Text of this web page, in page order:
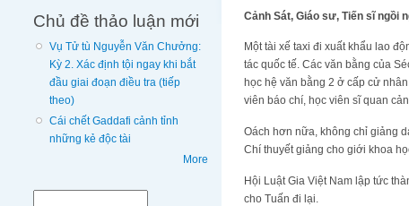
Chủ đề thảo luận mới
Vụ Tử tù Nguyễn Văn Chưởng:
Kỳ 2. Xác định tội ngay khi bắt
đầu giai đoạn điều tra (tiếp
theo)
Cái chết Gaddafi cảnh tỉnh
những kẻ độc tài
More
Cảnh Sát, Giáo sư, Tiến sĩ ngồi
Một tài xế taxi đi xuất khẩu lao
tác quốc tế. Các văn bằng của
học hệ văn bằng 2 ở cấp cử
viên báo chí, học viên sĩ quan
Oách hơn nữa, không chỉ giảng
Chí thuyết giảng cho giới khoa
Hội Luật Gia Việt Nam lập tức
cho Tuấn đi lại.